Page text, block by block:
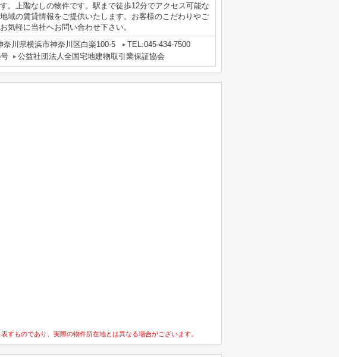
。上階なしの物件です。駅まで徒歩12分でアクセス可能な
域の賃貸情報をご提供いたします。お客様のこだわりやご
気軽に当社へお問い合わせ下さい。
奈川県横浜市神奈川区白楽100-5
TEL:045-434-7500
公益社団法人全国宅地建物取引業保証協会
ものであり、実際の物件所在地とは異なる場合がございます。